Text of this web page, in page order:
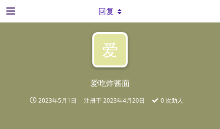
爱
爱吃炸酱面
2023年5月1日 注册于2023年4月20日 0次助人
回复